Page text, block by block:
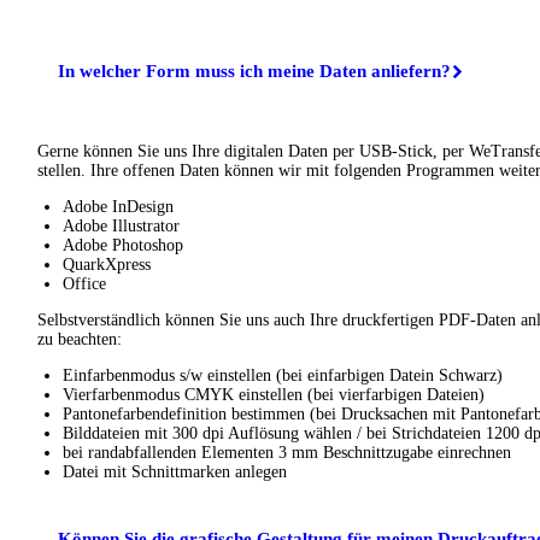
In welcher Form muss ich meine Daten anliefern?
Gerne können Sie uns Ihre digitalen Daten per USB-Stick, per
stellen. Ihre offenen Daten können wir mit folgenden Programmen
Adobe InDesign
Adobe Illustrator
Adobe Photoshop
QuarkXpress
Office
Selbstverständlich können Sie uns auch Ihre druckfertigen PDF-Daten
zu beachten:
Einfarbenmodus s/w einstellen (bei einfarbigen Datein Schwarz)
Vierfarbenmodus CMYK einstellen (bei vierfarbigen Dateien)
Pantonefarbendefinition bestimmen (bei Drucksachen mit
Bilddateien mit 300 dpi Auflösung wählen / bei Strichdateien 1200
bei randabfallenden Elementen 3 mm Beschnittzugabe einrechnen
Datei mit Schnittmarken anlegen